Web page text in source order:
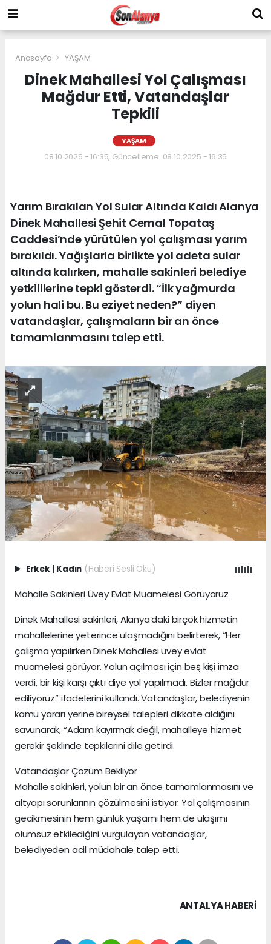
Anasayfa YAŞAM
Dinek Mahallesi Yol Çalışması
Mağdur Etti, Vatandaşlar
Tepkili
YAŞAM
08.10.2025 - 16:35, Güncelleme: 08.10.2025 - 16:35
Yarım Bırakılan Yol Sular Altında Kaldı Alanya
Dinek Mahallesi Şehit Cemal Topataş
Caddesi’nde yürütülen yol çalışması yarım
bırakıldı. Yağışlarla birlikte yol adeta sular
altında kalırken, mahalle sakinleri belediye
yetkililerine tepki gösterdi. “İlk yağmurda
yolun hali bu. Bu eziyet neden?” diyen
vatandaşlar, çalışmaların bir an önce
tamamlanmasını talep etti.
Erkek | Kadın (Haberi Sesli Oku)
Mahalle Sakinleri Üvey Evlat Muamelesi Görüyoruz
Dinek Mahallesi sakinleri, Alanya’daki birçok hizmetin
mahallelerine yeterince ulaşmadığını belirterek, “Her
çalışma yapılırken Dinek Mahallesi üvey evlat
muamelesi görüyor. Yolun açılması için beş kişi imza
verdi, bir kişi karşı çıktı diye yol yapılmadı. Bizler mağdur
ediliyoruz” ifadelerini kullandı. Vatandaşlar, belediyenin
kamu yararı yerine bireysel talepleri dikkate aldığını
savunarak, “Adam kayırmak değil, mahalleye hizmet
gerekir şeklinde tepkilerini dile getirdi.
Vatandaşlar Çözüm Bekliyor
Mahalle sakinleri, yolun bir an önce tamamlanmasını ve
altyapı sorunlarının çözülmesini istiyor. Yol çalışmasının
gecikmesinin hem günlük yaşamı hem de ulaşımı
olumsuz etkilediğini vurgulayan vatandaşlar,
belediyeden acil müdahale talep etti.
ANTALYA HABERİ